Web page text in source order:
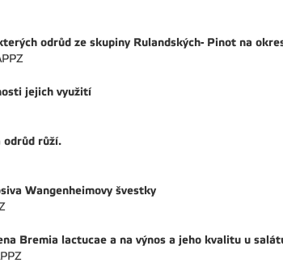
odrůd ze skupiny Rulandských- Pinot na
jejich využití
odrůd růží.
Wangenheimovy švestky
Bremia lactucae a na výnos a jeho kvalitu u